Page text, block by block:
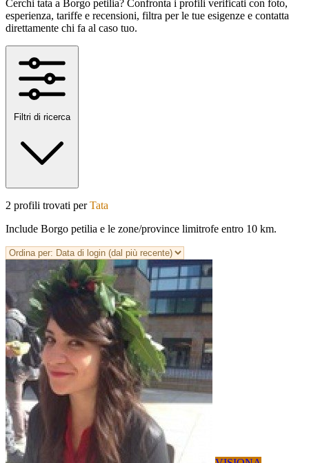
Cerchi tata a Borgo petilia? Confronta i profili verificati con foto,
esperienza, tariffe e recensioni, filtra per le tue esigenze e contatta
direttamente chi fa al caso tuo.
Filtri di ricerca
2 profili trovati perTata
Include Borgo petilia e le zone/province limitrofe entro 10 km.